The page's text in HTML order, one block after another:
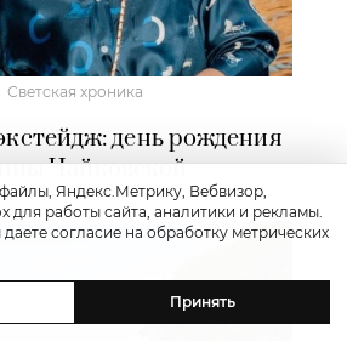
Светская хроника
день рождения
Чайковской
Яндекс.Метрику, Вебвизор,
для работы сайта, аналитики и рекламы.
согласие на обработку метрических
Принять